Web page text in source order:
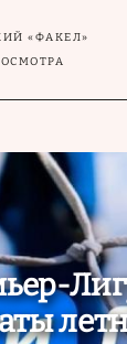
«ФАКЕЛ»